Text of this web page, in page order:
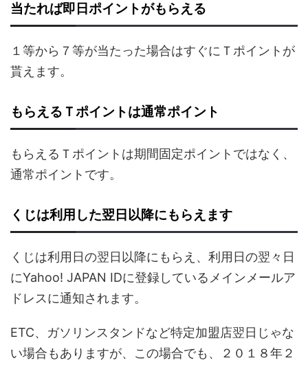
当たれば即日ポイントがもらえる
１等から７等が当たった場合はすぐにＴポイントが
貰えます。
もらえるＴポイントは通常ポイント
もらえるＴポイントは期間固定ポイントではなく、
通常ポイントです。
くじは利用した翌日以降にもらえます
くじは利用日の翌日以降にもらえ、利用日の翌々日
にYahoo! JAPAN IDに登録しているメインメールア
ドレスに通知されます。
ETC、ガソリンスタンドなど特定加盟店翌日じゃな
い場合もありますが、この場合でも、２０１８年２